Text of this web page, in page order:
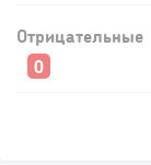
Отрицательные